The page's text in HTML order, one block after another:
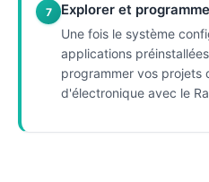
7 Explorer et
Une fois le système
applications
programmer vos projets
d'électronique avec le